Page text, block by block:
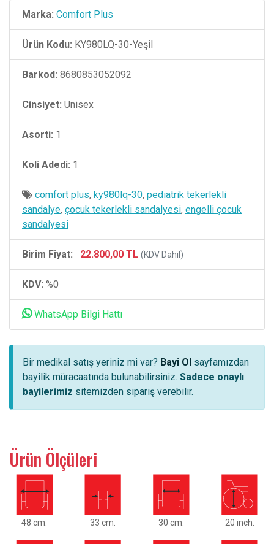
Marka: Comfort Plus
Ürün Kodu: KY980LQ-30-Yeşil
Barkod: 8680853052092
Cinsiyet: Unisex
Asorti: 1
Koli Adedi: 1
comfort plus, ky980lq-30, pediatrik tekerlekli
sandalye, çocuk tekerlekli sandalyesi, engelli çocuk
sandalyesi
Birim Fiyat: 22.800,00 TL (KDV Dahil)
KDV: %0
WhatsApp Bilgi Hattı
Bir medikal satış yeriniz mi var? Bayi Ol sayfamızdan
bayilik müracaatında bulunabilirsiniz. Sadece onaylı
bayilerimiz sitemizden sipariş verebilir.
Ürün Ölçüleri
48 cm. 33 cm. 30 cm. 20 inch.